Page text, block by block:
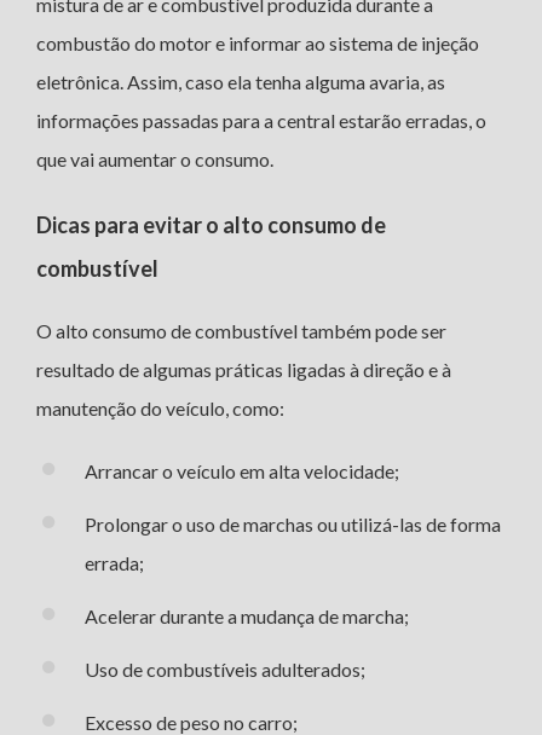
combustão do motor e informar ao sistema de injeção
eletrônica. Assim, caso ela tenha alguma avaria, as
informações passadas para a central estarão erradas, o
que vai aumentar o consumo.
Dicas para evitar o alto consumo de
combustível
O alto consumo de combustível também pode ser
resultado de algumas práticas ligadas à direção e à
manutenção do veículo, como:
Arrancar o veículo em alta velocidade;
Prolongar o uso de marchas ou utilizá-las de forma
errada;
Acelerar durante a mudança de marcha;
Uso de combustíveis adulterados;
Excesso de peso no carro;